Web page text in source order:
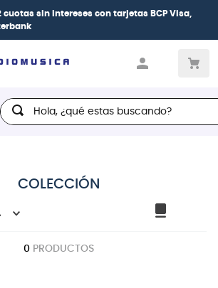
cuotas sin intereses con tarjetas BCP Visa,
Hola, ¿qué estas buscando?
COLECCIÓN
0 PRODUCTOS